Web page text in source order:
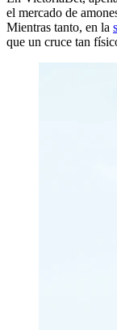
el mercado de
Mientras tanto, en la
que un cruce tan